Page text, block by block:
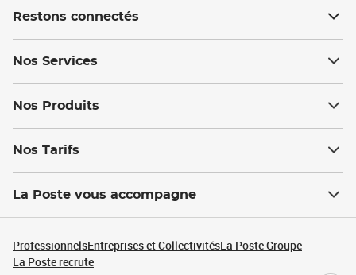
Restons connectés
Nos Services
Nos Produits
Nos Tarifs
La Poste vous accompagne
ProfessionnelsEntreprises et CollectivitésLa Poste Groupe
La Poste recrute